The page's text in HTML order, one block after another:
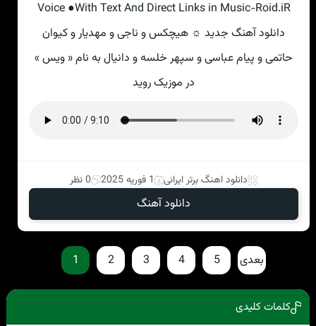
Voice ●With Text And Direct Links in Music-Roid.iR
دانلود آهنگ جدید ☼ هیچکس و ناجی و مهدیار و کیوان
حاتمی و پیام عباسی و سپهر خلسه و دانیال به نام « ویس »
در موزیک روید
دانلود اهنگ برتر ایرانی 1 فوریه 2025 0 نظر
دانلود آهنگ
1 2 3 4 5 بعدی
کلمات کلیدی